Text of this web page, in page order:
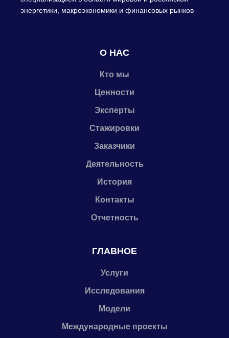
энергетики, макроэкономики и финансовых рынков
О НАС
Кто мы
Ценности
Эксперты
Стажировки
Заказчики
Деятельность
История
Контакты
Отчетность
ГЛАВНОЕ
Услуги
Исследования
Модели
Международные проекты